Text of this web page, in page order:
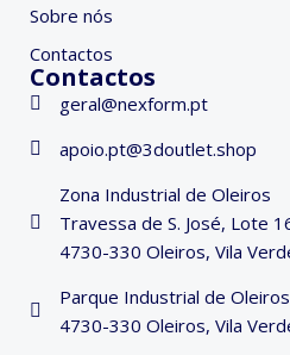
Sobre nós
Contactos
Contactos
geral@nexform.pt
apoio.pt@3doutlet.shop
Zona Industrial de Oleiros
Travessa de S. José, Lote
4730-330 Oleiros, Vila
Parque Industrial de
4730-330 Oleiros, Vila